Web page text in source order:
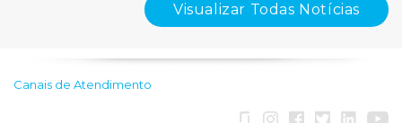
Visualizar Todas Notícias
Canais de Atendimento